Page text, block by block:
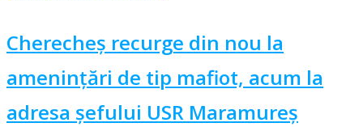
Cherecheș recurge din nou la
amenințări de tip mafiot, acum la
adresa șefului USR Maramureș